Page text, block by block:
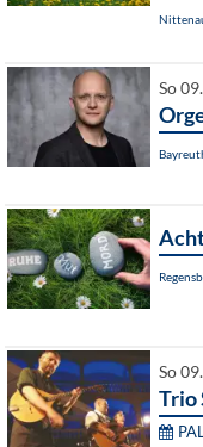
So
So
Trio